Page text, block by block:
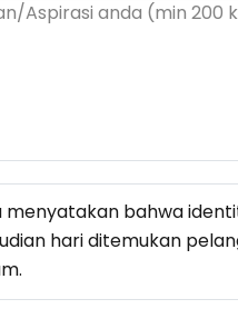
menyatakan bahwa
hari ditemukan